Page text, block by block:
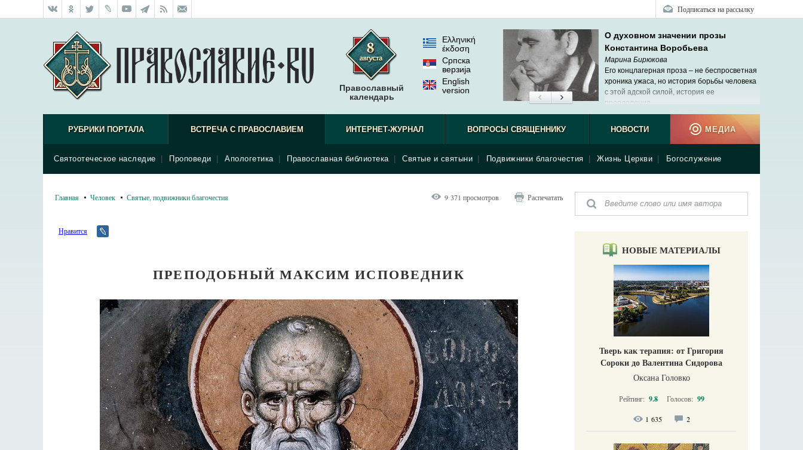
Подписаться на рассылку
Православный
календарь
Ελληνική
έκδοση
Српска
верзиjа
English
version
О духовном значении прозы
Константина Воробьева
Марина Бирюкова
Его концлагерная проза – не беспросветная
хроника ужаса, но история борьбы человека
с этой адской силой, история ее
преодоления.
РУБРИКИ ПОРТАЛА ВСТРЕЧА С ПРАВОСЛАВИЕМ
Святоотеческое наследие Проповеди Апологетика Православная библиотека Святые и святыни Подвижники благочестия Жизнь Церкви Богослужение
ИНТЕРНЕТ-ЖУРНАЛ ВОПРОСЫ СВЯЩЕННИКУ НОВОСТИ МЕДИА
Главная Человек Святые, подвижники благочестия 9 371 просмотров Распечатать
Нравится
ПРЕПОДОБНЫЙ МАКСИМ ИСПОВЕДНИК
НОВЫЕ МАТЕРИАЛЫ
Тверь как терапия: от Григория
Сороки до Валентина Сидорова
Оксана Головко
Рейтинг: 9.8 Голосов: 99
1 635 2